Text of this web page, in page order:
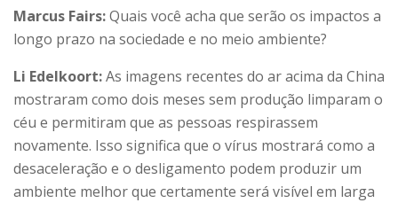
Marcus Fairs:Quais você acha que serão os impactos a
longo prazo na sociedade e no meio ambiente?
Li Edelkoort:As imagens recentes do ar acima da China
mostraram como dois meses sem produção limparam o
céu e permitiram que as pessoas respirassem
novamente. Isso significa que o vírus mostrará como a
desaceleração e o desligamento podem produzir um
ambiente melhor que certamente será visível em larga